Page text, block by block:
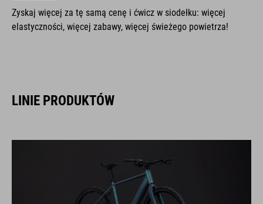
Zyskaj więcej za tę samą cenę i ćwicz w siodełku: więcej
elastyczności, więcej zabawy, więcej świeżego powietrza!
LINIE PRODUKTÓW